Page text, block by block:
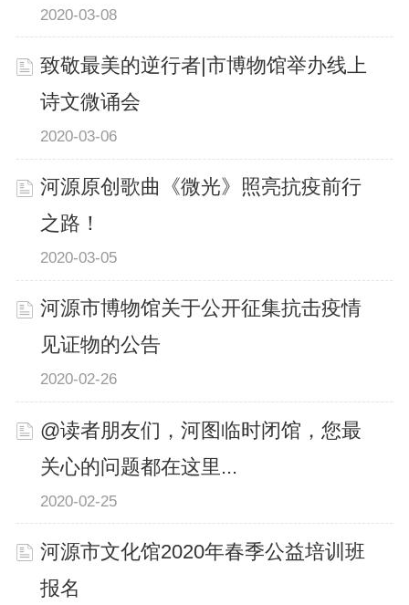
2020-03-08
致敬最美的逆行者|市博物馆举办线上
诗文微诵会
2020-03-06
河源原创歌曲《微光》照亮抗疫前行
之路！
2020-03-05
河源市博物馆关于公开征集抗击疫情
见证物的公告
2020-02-26
@读者朋友们，河图临时闭馆，您最
关心的问题都在这里...
2020-02-25
河源市文化馆2020年春季公益培训班
报名